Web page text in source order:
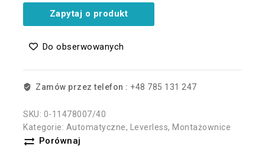
Zapytaj o produkt
Do obserwowanych
Zamów przez telefon : +48 785 131 247
SKU: 0-11478007/40
Kategorie: Automatyczne, Leverless, Montażownice
Porównaj